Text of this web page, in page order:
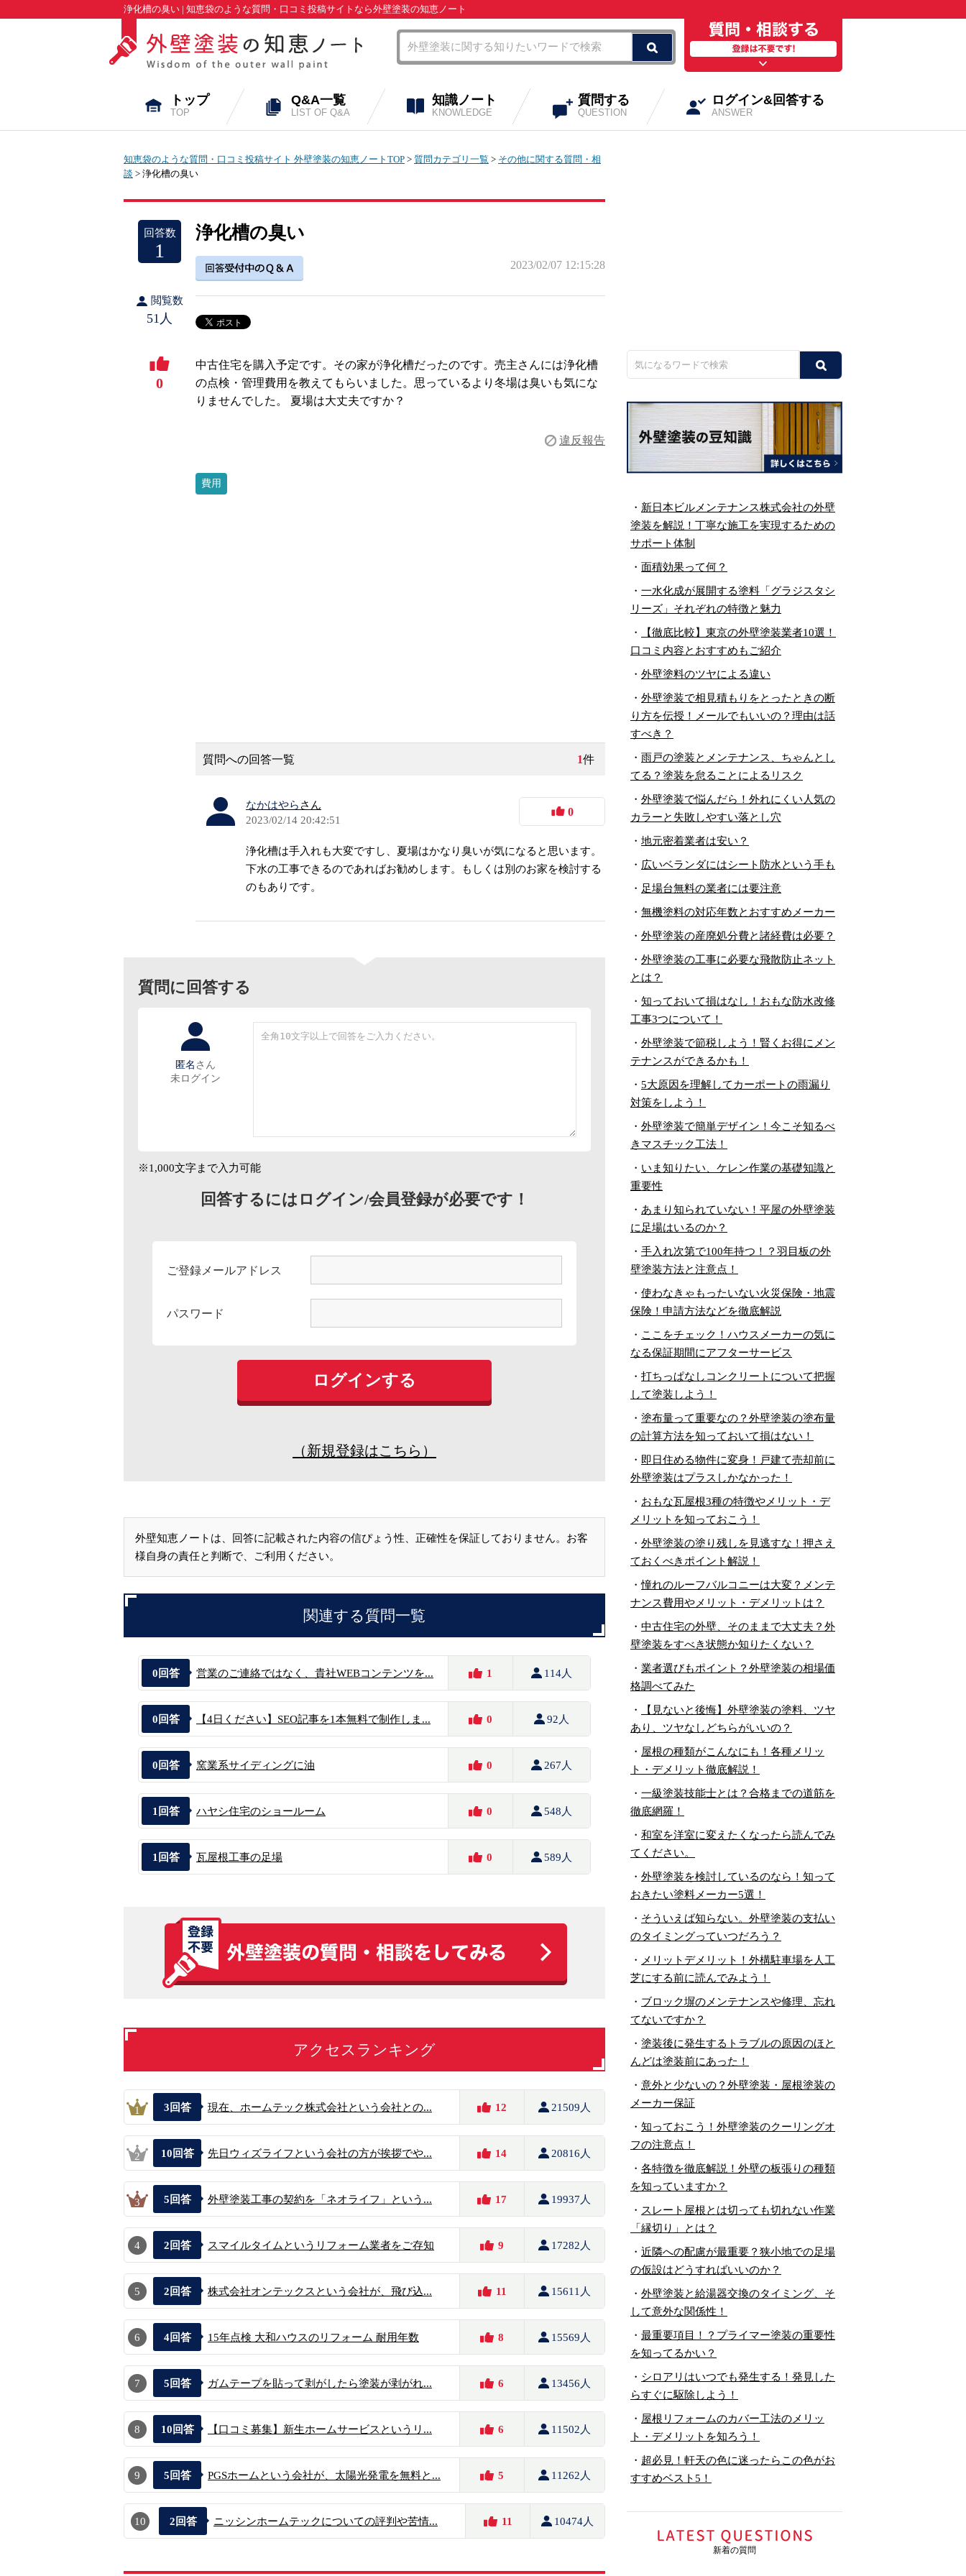
浄化槽の臭い | 知恵袋のような質問・口コミ投稿サイトなら外壁塗装の知恵ノート
トップ
TOP
Q&A一覧
LIST OF Q&A
知識ノート
KNOWLEDGE
質問する
QUESTION
ログイン&回答する
ANSWER
知恵袋のような質問・口コミ投稿サイト 外壁塗装の知恵ノートTOP > 質問カテゴリ一覧 > その他に関する質問・相
談 > 浄化槽の臭い
回答数
1
閲覧数
51人
0
浄化槽の臭い
2023/02/07 12:15:28
中古住宅を購入予定です。その家が浄化槽だったのです。売主さんには浄化槽
の点検・管理費用を教えてもらいました。思っているより冬場は臭いも気にな
りませんでした。 夏場は大丈夫ですか？
違反報告
費用
質問への回答一覧 1件
なかはやら さん
2023/02/14 20:42:51
0
浄化槽は手入れも大変ですし、夏場はかなり臭いが気になると思います。
下水の工事できるのであればお勧めします。もしくは別のお家を検討する
のもありです。
質問に回答する
匿名 さん
未ログイン
※1,000文字まで入力可能
回答するにはログイン/会員登録が必要です！
ご登録メールアドレス
パスワード
（新規登録はこちら）
外壁知恵ノートは、回答に記載された内容の信ぴょう性、正確性を保証しておりません。お客
様自身の責任と判断で、ご利用ください。
関連する質問一覧
0 回答 営業のご連絡ではなく、貴社WEBコンテンツを... 1 114人
0 回答 【4日ください】SEO記事を1本無料で制作しま... 0 92人
0 回答 窯業系サイディングに油 0 267人
1 回答 ハヤシ住宅のショールーム 0 548人
1 回答 瓦屋根工事の足場 0 589人
アクセスランキング
1 3 回答 現在、ホームテック株式会社という会社との... 12 21509人
2 10 回答 先日ウィズライフという会社の方が挨拶でや... 14 20816人
3 5 回答 外壁塗装工事の契約を「ネオライフ」という... 17 19937人
4 2 回答 スマイルタイムというリフォーム業者をご存知 9 17282人
5 2 回答 株式会社オンテックスという会社が、飛び込... 11 15611人
6 4回答 15年点検 大和ハウスのリフォーム 耐用年数 8 15569人
7 5 回答 ガムテープを貼って剥がしたら塗装が剥がれ... 6 13456人
8 10 回答 【口コミ募集】新生ホームサービスというリ... 6 11502人
9 5 回答 PGSホームという会社が、太陽光発電を無料と... 5 11262人
10 2 回答 ニッシンホームテックについての評判や苦情... 11 10474人
・ 新日本ビルメンテナンス株式会社の外壁
塗装を解説！丁寧な施工を実現するための
サポート体制
・ 面積効果って何？
・ 一水化成が展開する塗料「グラジスタシ
リーズ」それぞれの特徴と魅力
・
【徹底比較】東京の外壁塗装業者10選！
口コミ内容とおすすめもご紹介
・ 外壁塗料のツヤによる違い
・ 外壁塗装で相見積もりをとったときの断
り方を伝授！メールでもいいの？理由は話
すべき？
・ 雨戸の塗装とメンテナンス、ちゃんとし
てる？塗装を怠ることによるリスク
・ 外壁塗装で悩んだら！外れにくい人気の
カラーと失敗しやすい落とし穴
・ 地元密着業者は安い？
・ 広いベランダにはシート防水という手も
・ 足場台無料の業者には要注意
・ 無機塗料の対応年数とおすすめメーカー
・ 外壁塗装の産廃処分費と諸経費は必要？
・ 外壁塗装の工事に必要な飛散防止ネット
とは？
・ 知っておいて損はなし！おもな防水改修
工事3つについて！
・ 外壁塗装で節税しよう！賢くお得にメン
テナンスができるかも！
・ 5大原因を理解してカーポートの雨漏り
対策をしよう！
・ 外壁塗装で簡単デザイン！今こそ知るべ
きマスチック工法！
・ いま知りたい、ケレン作業の基礎知識と
重要性
・ あまり知られていない！平屋の外壁塗装
に足場はいるのか？
・ 手入れ次第で100年持つ！？羽目板の外
壁塗装方法と注意点！
・ 使わなきゃもったいない火災保険・地震
保険！申請方法などを徹底解説
・ ここをチェック！ハウスメーカーの気に
なる保証期間にアフターサービス
・ 打ちっぱなしコンクリートについて把握
して塗装しよう！
・ 塗布量って重要なの？外壁塗装の塗布量
の計算方法を知っておいて損はない！
・ 即日住める物件に変身！戸建て売却前に
外壁塗装はプラスしかなかった！
・ おもな瓦屋根3種の特徴やメリット・デ
メリットを知っておこう！
・ 外壁塗装の塗り残しを見逃すな！押さえ
ておくべきポイント解説！
・憧れのルーフバルコニーは大変？メンテ
ナンス費用やメリット・デメリットは？
・ 中古住宅の外壁、そのままで大丈夫？外
壁塗装をすべき状態か知りたくない？
・ 業者選びもポイント？外壁塗装の相場価
格調べてみた
・
【見ないと後悔】外壁塗装の塗料、ツヤ
あり、ツヤなしどちらがいいの？
・ 屋根の種類がこんなにも！各種メリッ
ト・デメリット徹底解説！
・ 一級塗装技能士とは？合格までの道筋を
徹底網羅！
・ 和室を洋室に変えたくなったら読んでみ
てください。
・ 外壁塗装を検討しているのなら！知って
おきたい塗料メーカー5選！
・ そういえば知らない。外壁塗装の支払い
のタイミングっていつだろう？
・ メリットデメリット！外構駐車場を人工
芝にする前に読んでみよう！
・ ブロック塀のメンテナンスや修理、忘れ
てないですか？
・ 塗装後に発生するトラブルの原因のほと
んどは塗装前にあった！
・ 意外と少ないの？外壁塗装・屋根塗装の
メーカー保証
・ 知っておこう！外壁塗装のクーリングオ
フの注意点！
・ 各特徴を徹底解説！外壁の板張りの種類
を知っていますか？
・ スレート屋根とは切っても切れない作業
「縁切り」とは？
・ 近隣への配慮が最重要？狭小地での足場
の仮設はどうすればいいのか？
・ 外壁塗装と給湯器交換のタイミング、そ
して意外な関係性！
・ 最重要項目！？プライマー塗装の重要性
を知ってるかい？
・ シロアリはいつでも発生する！発見した
らすぐに駆除しよう！
・ 屋根リフォームのカバー工法のメリッ
ト・デメリットを知ろう！
・ 超必見！軒天の色に迷ったらこの色がお
すすめベスト5！
新着の質問